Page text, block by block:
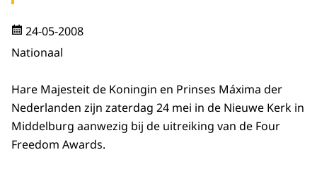
24-05-2008
Nationaal
Hare Majesteit de Koningin en Prinses Máxima der
Nederlanden zijn zaterdag 24 mei in de Nieuwe Kerk in
Middelburg aanwezig bij de uitreiking van de Four
Freedom Awards.